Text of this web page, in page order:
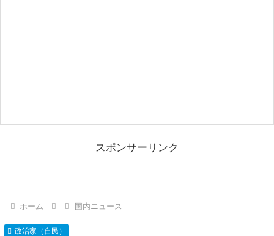
スポンサーリンク
ホーム 国内ニュース
政治家（自民）